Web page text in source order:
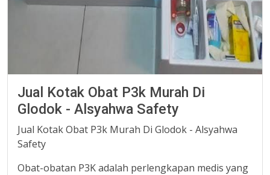
Jual Kotak Obat P3k Murah Di
Glodok - Alsyahwa Safety
Jual Kotak Obat P3k Murah Di Glodok - Alsyahwa
Safety
Obat-obatan P3K adalah perlengkapan medis yang